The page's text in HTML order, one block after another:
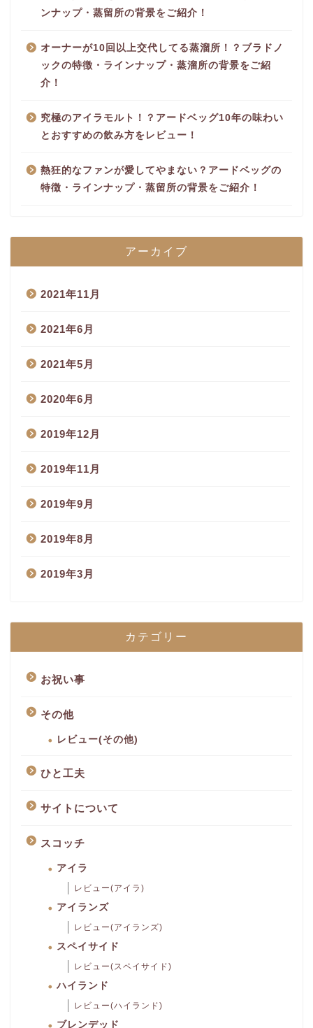
ンナップ・蒸留所の背景をご紹介！
オーナーが10回以上交代してる蒸溜所！？ブラドノ
ックの特徴・ラインナップ・蒸溜所の背景をご紹
介！
究極のアイラモルト！？アードベッグ10年の味わい
とおすすめの飲み方をレビュー！
熱狂的なファンが愛してやまない？アードベッグの
特徴・ラインナップ・蒸留所の背景をご紹介！
アーカイブ
2021年11月
2021年6月
2021年5月
2020年6月
2019年12月
2019年11月
2019年9月
2019年8月
2019年3月
カテゴリー
お祝い事
その他
レビュー(その他)
ひと工夫
サイトについて
スコッチ
アイラ
レビュー(アイラ)
アイランズ
レビュー(アイランズ)
スペイサイド
レビュー(スペイサイド)
ハイランド
レビュー(ハイランド)
ブレンデッド